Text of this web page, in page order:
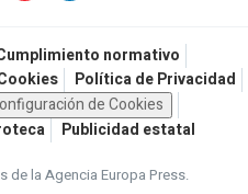
normativo
Política de Privacidad
de Cookies
Publicidad estatal
de la Agencia Europa Press.